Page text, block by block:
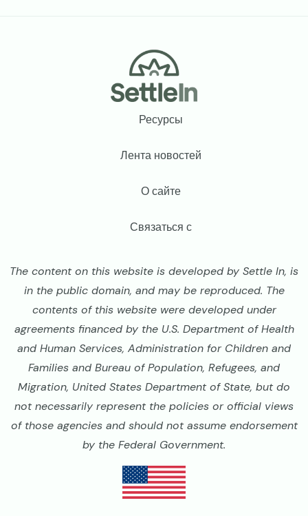
Ресурсы
Лента новостей
О сайте
Связаться с
The content on this website is developed by Settle In, is
in the public domain, and may be reproduced. The
contents of this website were developed under
agreements financed by the U.S. Department of Health
and Human Services, Administration for Children and
Families and Bureau of Population, Refugees, and
Migration, United States Department of State, but do
not necessarily represent the policies or official views
of those agencies and should not assume endorsement
by the Federal Government.